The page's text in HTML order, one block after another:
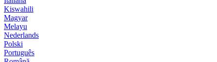
Kiswahili
Magyar
Melayu
Nederlands
Polski
Português